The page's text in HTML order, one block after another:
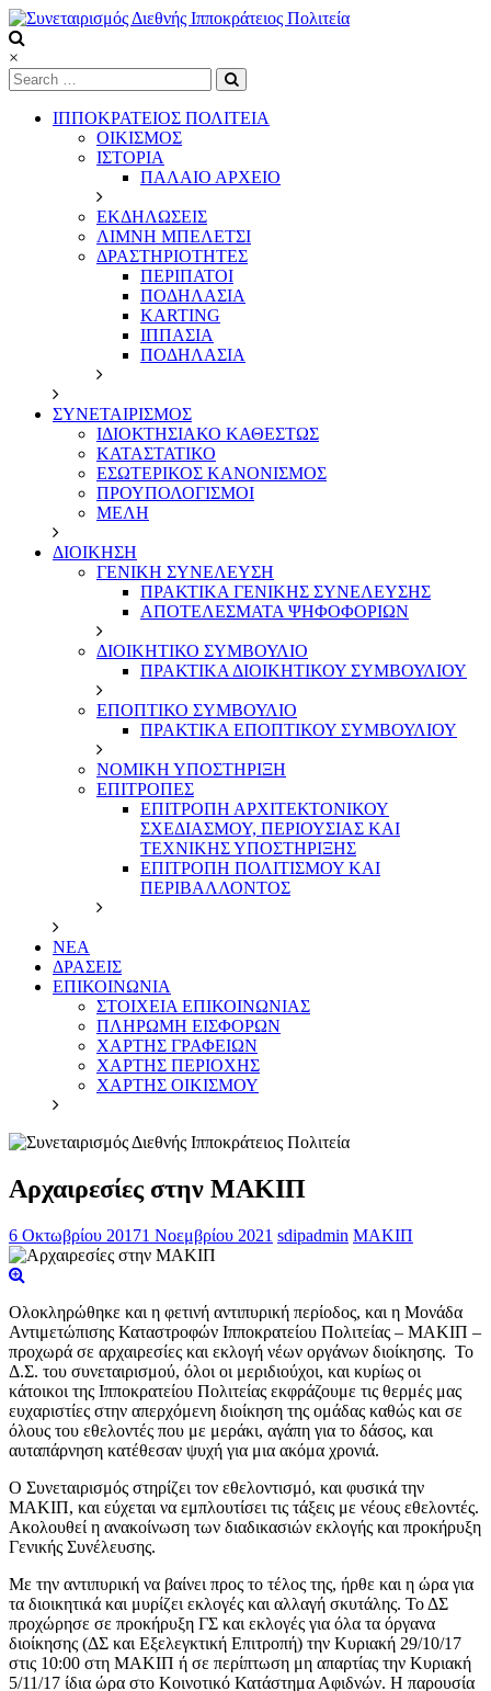
Skip
to
content
Συνεταιρισμός
Διεθνής
Ιπποκράτειος
Πολιτεία
×
ΙΠΠΟΚΡΑΤΕΙΟΣ ΠΟΛΙΤΕΙΑ
ΟΙΚΙΣΜΟΣ
ΙΣΤΟΡΙΑ
ΠΑΛΑΙΟ ΑΡΧΕΙΟ
ΕΚΔΗΛΩΣΕΙΣ
ΛΙΜΝΗ ΜΠΕΛΕΤΣΙ
ΔΡΑΣΤΗΡΙΟΤΗΤΕΣ
ΠΕΡΙΠΑΤΟΙ
ΠΟΔΗΛΑΣΙΑ
KARTING
ΙΠΠΑΣΙΑ
ΠΟΔΗΛΑΣΙΑ
ΣΥΝΕΤΑΙΡΙΣΜΟΣ
ΙΔΙΟΚΤΗΣΙΑΚΟ ΚΑΘΕΣΤΩΣ
ΚΑΤΑΣΤΑΤΙΚΟ
ΕΣΩΤΕΡΙΚΟΣ ΚΑΝΟΝΙΣΜΟΣ
ΠΡΟΥΠΟΛΟΓΙΣΜΟΙ
ΜΕΛΗ
ΔΙΟΙΚΗΣΗ
ΓΕΝΙΚΗ ΣΥΝΕΛΕΥΣΗ
ΠΡΑΚΤΙΚΑ ΓΕΝΙΚΗΣ ΣΥΝΕΛΕΥΣΗΣ
ΑΠΟΤΕΛΕΣΜΑΤΑ ΨΗΦΟΦΟΡΙΩΝ
ΔΙΟΙΚΗΤΙΚΟ ΣΥΜΒΟΥΛΙΟ
ΠΡΑΚΤΙΚΑ ΔΙΟΙΚΗΤΙΚΟΥ ΣΥΜΒΟΥΛΙΟΥ
ΕΠΟΠΤΙΚΟ ΣΥΜΒΟΥΛΙΟ
ΠΡΑΚΤΙΚΑ ΕΠΟΠΤΙΚΟΥ ΣΥΜΒΟΥΛΙΟΥ
ΝΟΜΙΚΗ ΥΠΟΣΤΗΡΙΞΗ
ΕΠΙΤΡΟΠΕΣ
ΕΠΙΤΡΟΠΗ ΑΡΧΙΤΕΚΤΟΝΙΚΟΥ
ΣΧΕΔΙΑΣΜΟΥ, ΠΕΡΙΟΥΣΙΑΣ ΚΑΙ
ΤΕΧΝΙΚΗΣ ΥΠΟΣΤΗΡΙΞΗΣ
ΕΠΙΤΡΟΠΗ ΠΟΛΙΤΙΣΜΟΥ ΚΑΙ
ΠΕΡΙΒΑΛΛΟΝΤΟΣ
NEA
ΔΡΑΣΕΙΣ
ΕΠΙΚΟΙΝΩΝΙΑ
ΣΤΟΙΧΕΙΑ ΕΠΙΚΟΙΝΩΝΙΑΣ
ΠΛΗΡΩΜΗ ΕΙΣΦΟΡΩΝ
ΧΑΡΤΗΣ ΓΡΑΦΕΙΩΝ
ΧΑΡΤΗΣ ΠΕΡΙΟΧΗΣ
ΧΑΡΤΗΣ ΟΙΚΙΣΜΟΥ
Αρχαιρεσίες στην ΜΑΚΙΠ
6 Οκτωβρίου 20171 Νοεμβρίου 2021 sdipadmin ΜΑΚΙΠ
Ολοκληρώθηκε και η φετινή αντιπυρική περίοδος, και η Μονάδα
Αντιμετώπισης Καταστροφών Ιπποκρατείου Πολιτείας – ΜΑΚΙΠ –
προχωρά σε αρχαιρεσίες και εκλογή νέων οργάνων διοίκησης. Το
Δ.Σ. του συνεταιρισμού, όλοι οι μεριδιούχοι, και κυρίως οι
κάτοικοι της Ιπποκρατείου Πολιτείας εκφράζουμε τις θερμές μας
ευχαριστίες στην απερχόμενη διοίκηση της ομάδας καθώς και σε
όλους του εθελοντές που με μεράκι, αγάπη για το δάσος, και
αυταπάρνηση κατέθεσαν ψυχή για μια ακόμα χρονιά.
Ο Συνεταιρισμός στηρίζει τον εθελοντισμό, και φυσικά την
ΜΑΚΙΠ, και εύχεται να εμπλουτίσει τις τάξεις με νέους εθελοντές.
Ακολουθεί η ανακοίνωση των διαδικασιών εκλογής και προκήρυξη
Γενικής Συνέλευσης.
Με την αντιπυρική να βαίνει προς το τέλος της, ήρθε και η ώρα για
τα διοικητικά και μυρίζει εκλογές και αλλαγή σκυτάλης. Το ΔΣ
προχώρησε σε προκήρυξη ΓΣ και εκλογές για όλα τα όργανα
διοίκησης (ΔΣ και Εξελεγκτική Επιτροπή) την Κυριακή 29/10/17
στις 10:00 στη ΜΑΚΙΠ ή σε περίπτωση μη απαρτίας την Κυριακή
5/11/17 ίδια ώρα στο Κοινοτικό Κατάστημα Αφιδνών. Η παρουσία